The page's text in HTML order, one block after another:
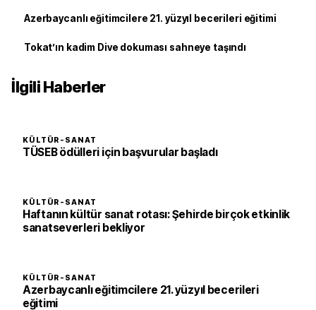
Azerbaycanlı eğitimcilere 21. yüzyıl becerileri eğitimi
Tokat’ın kadim Dive dokuması sahneye taşındı
İlgili Haberler
KÜLTÜR-SANAT
TÜSEB ödülleri için başvurular başladı
KÜLTÜR-SANAT
Haftanın kültür sanat rotası: Şehirde birçok etkinlik
sanatseverleri bekliyor
KÜLTÜR-SANAT
Azerbaycanlı eğitimcilere 21. yüzyıl becerileri
eğitimi